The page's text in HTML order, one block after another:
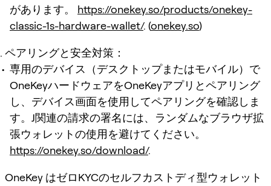
があります。 https://onekey.so/products/onekey-
classic-1s-hardware-wallet/. (onekey.so)
ペアリングと安全対策：
専用のデバイス（デスクトップまたはモバイル）で
OneKeyハードウェアをOneKeyアプリとペアリング
し、デバイス画面を使用してペアリングを確認しま
す。J関連の請求の署名には、ランダムなブラウザ拡
張ウォレットの使用を避けてください。
https://onekey.so/download/.
OneKey はゼロKYCのセルフカストディ型ウォレット